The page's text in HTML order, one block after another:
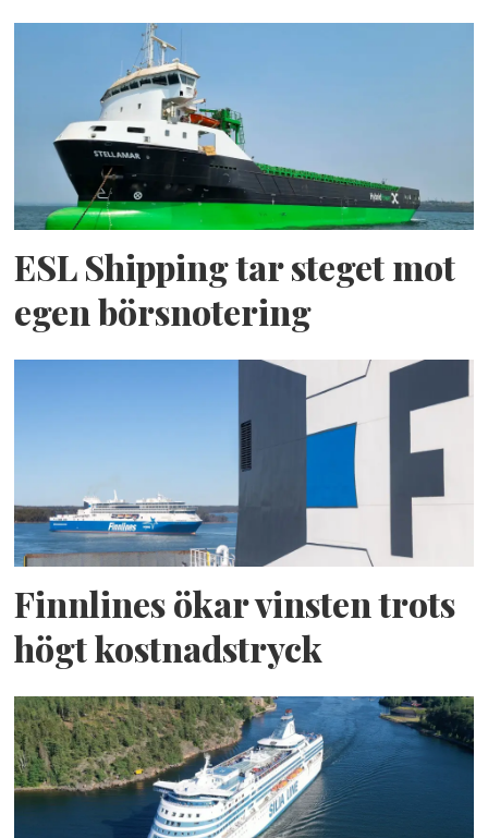
ESL Shipping tar steget mot
egen börsnotering
Finnlines ökar vinsten trots
högt kostnadstryck